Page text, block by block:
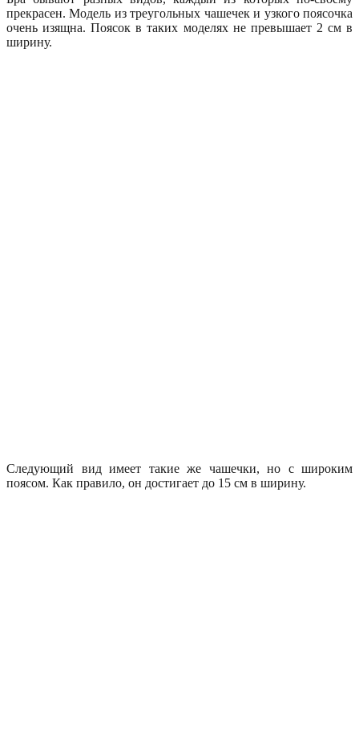
прекрасен. Модель из треугольных чашечек и узкого поясочка
очень изящна. Поясок в таких моделях не превышает 2 см в
ширину.
Следующий вид имеет такие же чашечки, но с широким
поясом. Как правило, он достигает до 15 см в ширину.